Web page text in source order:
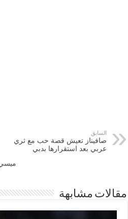
السابق
صافيناز تعيش قصة حب مع ثري
عربي بعد استقرارها بدبي
مقالات مشابهة